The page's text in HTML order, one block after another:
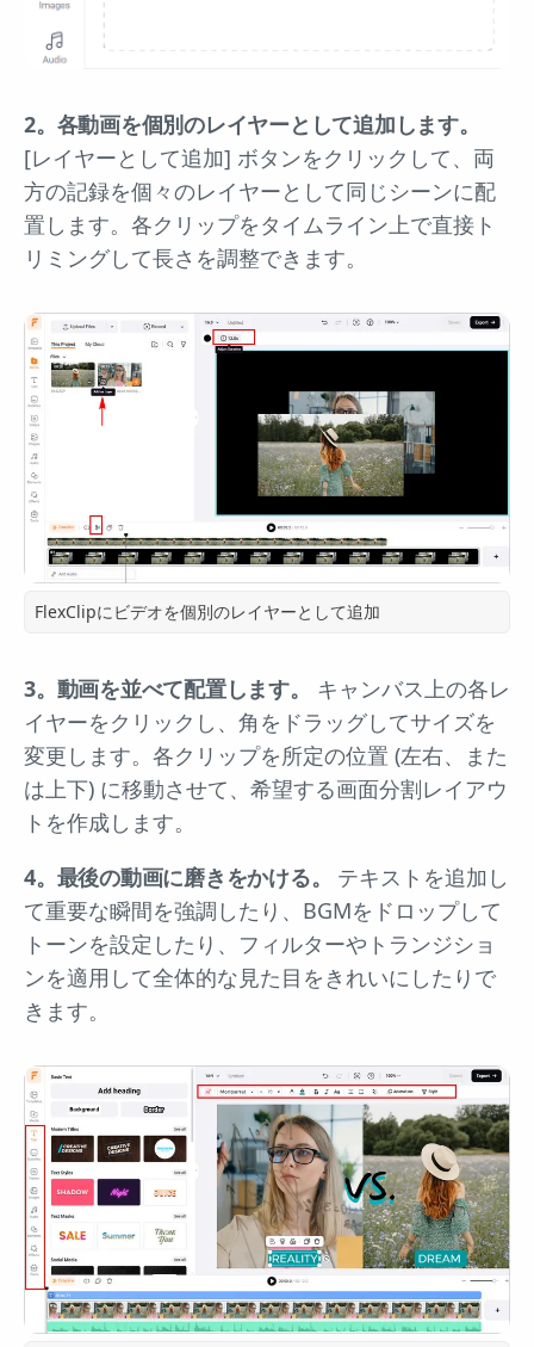
2。各動画を個別のレイヤーとして追加します。
[レイヤーとして追加] ボタンをクリックして、両
方の記録を個々のレイヤーとして同じシーンに配
置します。各クリップをタイムライン上で直接ト
リミングして長さを調整できます。
FlexClipにビデオを個別のレイヤーとして追加
3。動画を並べて配置します。
キャンバス上の各レ
イヤーをクリックし、角をドラッグしてサイズを
変更します。各クリップを所定の位置 (左右、また
は上下) に移動させて、希望する画面分割レイアウ
トを作成します。
4。最後の動画に磨きをかける。
テキストを追加し
て重要な瞬間を強調したり、BGMをドロップして
トーンを設定したり、フィルターやトランジショ
ンを適用して全体的な見た目をきれいにしたりで
きます。